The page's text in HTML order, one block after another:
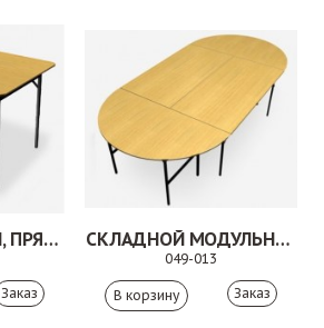
СТОЛ СКЛАДНОЙ, ПРЯМОУГОЛЬНЫЙ. 049-078
Заказ
СКЛАДНОЙ МОДУЛЬНЫЙ СТОЛ. 049-013
049-013
Заказ